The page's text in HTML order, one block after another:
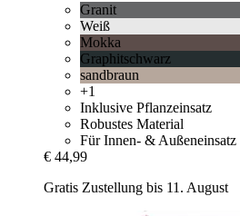
Granit
Weiß
Mokka
Graphitschwarz
sandbraun
+1
Inklusive Pflanzeinsatz
Robustes Material
Für Innen- & Außeneinsatz
€ 44,99
Gratis Zustellung bis 11. August